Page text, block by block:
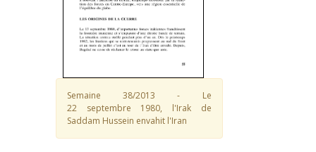
Semaine 38/2013 - Le
22 septembre 1980, l'Irak de
Saddam Hussein envahit l'Iran